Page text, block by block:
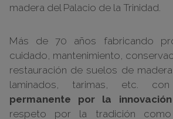
madera del Palacio de la Trinidad.
Más de 70 años fabricando
cuidado, mantenimiento,
restauración de suelos de
laminados, tarimas, etc.
permanente por la innovación
respeto por la tradición